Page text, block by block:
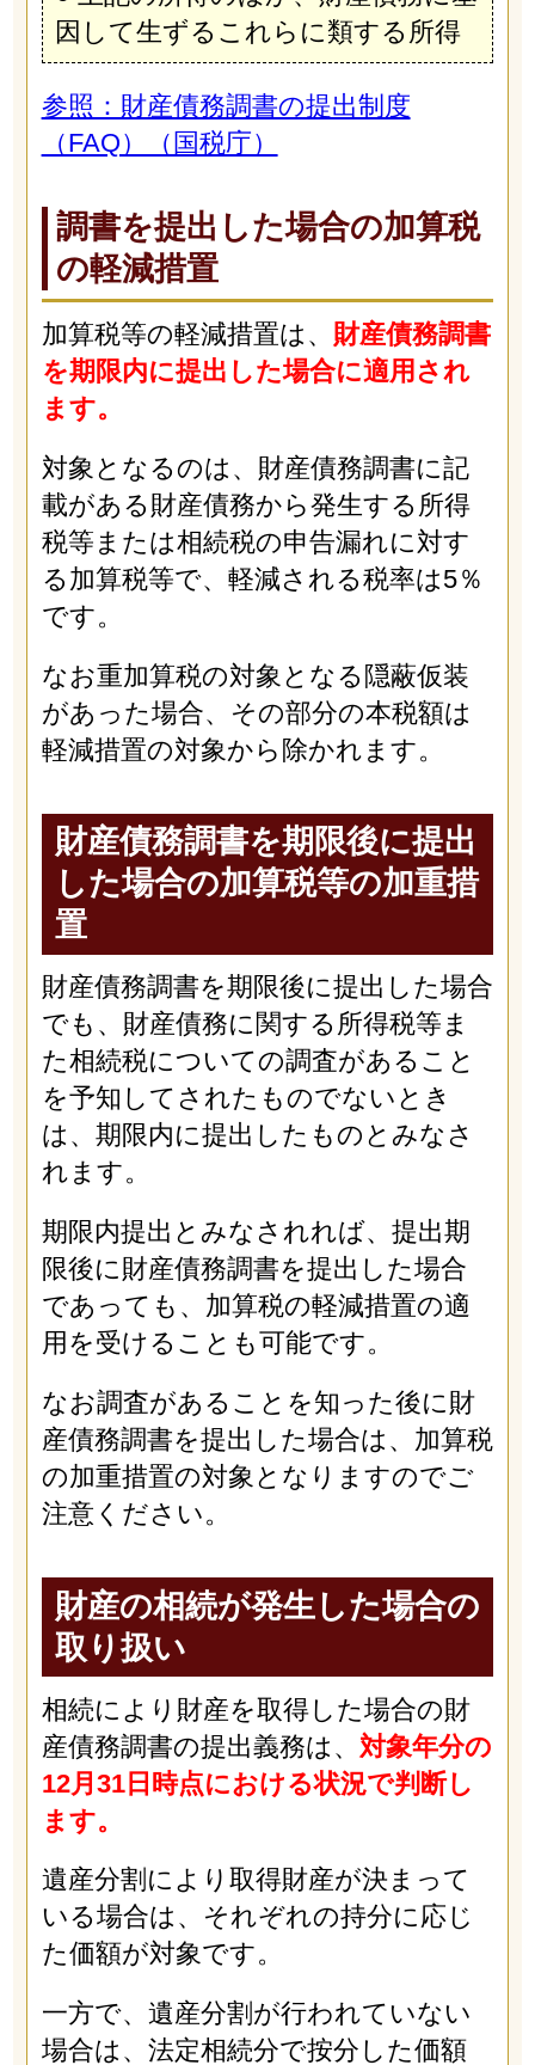
因して生ずるこれらに類する所得
参照：財産債務調書の提出制度
（FAQ）（国税庁）
調書を提出した場合の加算税
の軽減措置
加算税等の軽減措置は、 財産債務調書
を期限内に提出した場合に適用され
ます。
対象となるのは、財産債務調書に記
載がある財産債務から発生する所得
税等または相続税の申告漏れに対す
る加算税等で、軽減される税率は5％
です。
なお重加算税の対象となる隠蔽仮装
があった場合、その部分の本税額は
軽減措置の対象から除かれます。
財産債務調書を期限後に提出
した場合の加算税等の加重措
置
財産債務調書を期限後に提出した場合
でも、財産債務に関する所得税等ま
た相続税についての調査があること
を予知してされたものでないとき
は、期限内に提出したものとみなさ
れます。
期限内提出とみなされれば、提出期
限後に財産債務調書を提出した場合
であっても、加算税の軽減措置の適
用を受けることも可能です。
なお調査があることを知った後に財
産債務調書を提出した場合は、加算税
の加重措置の対象となりますのでご
注意ください。
財産の相続が発生した場合の
取り扱い
相続により財産を取得した場合の財
産債務調書の提出義務は、 対象年分の
12月31日時点における状況で判断し
ます。
遺産分割により取得財産が決まって
いる場合は、それぞれの持分に応じ
た価額が対象です。
一方で、遺産分割が行われていない
場合は、法定相続分で按分した価額